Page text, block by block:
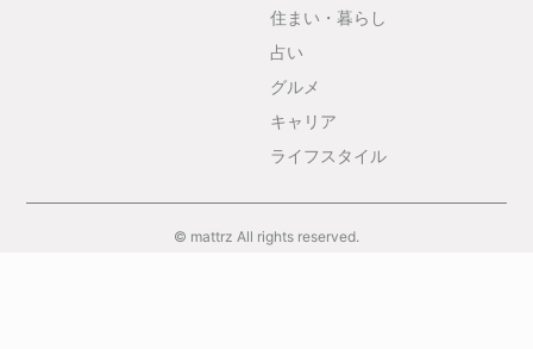
住まい・暮らし
占い
グルメ
キャリア
ライフスタイル
© mattrz All rights reserved.